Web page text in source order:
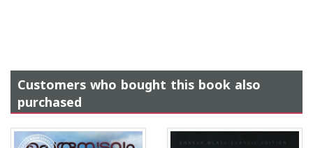
Customers who bought this book also
purchased